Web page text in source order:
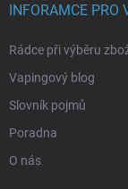
INFORAMCE PRO
Rádce při výběru
Vapingový blog
Slovník pojmů
Poradna
O nás